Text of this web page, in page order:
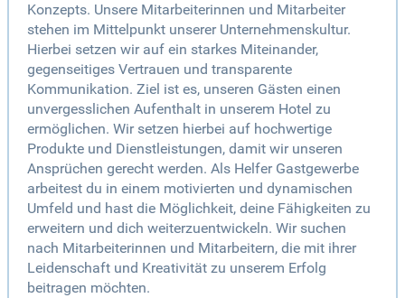
Konzepts. Unsere Mitarbeiterinnen und Mitarbeiter
stehen im Mittelpunkt unserer Unternehmenskultur.
Hierbei setzen wir auf ein starkes Miteinander,
gegenseitiges Vertrauen und transparente
Kommunikation. Ziel ist es, unseren Gästen einen
unvergesslichen Aufenthalt in unserem Hotel zu
ermöglichen. Wir setzen hierbei auf hochwertige
Produkte und Dienstleistungen, damit wir unseren
Ansprüchen gerecht werden. Als Helfer Gastgewerbe
arbeitest du in einem motivierten und dynamischen
Umfeld und hast die Möglichkeit, deine Fähigkeiten zu
erweitern und dich weiterzuentwickeln. Wir suchen
nach Mitarbeiterinnen und Mitarbeitern, die mit ihrer
Leidenschaft und Kreativität zu unserem Erfolg
beitragen möchten.